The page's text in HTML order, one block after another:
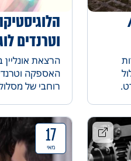
וטרנדים
תעשייה
הרצאת
האספקה
רוחבי של
17
מאי